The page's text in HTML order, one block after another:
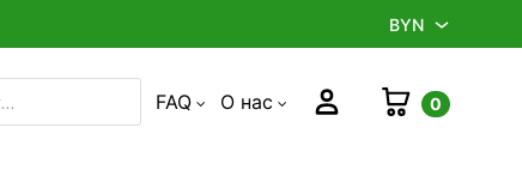
BYN
FAQ О нас Войти Корзина
0